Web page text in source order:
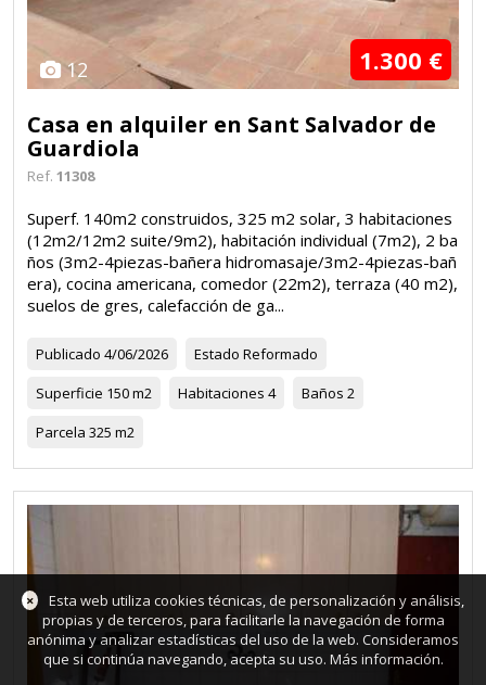
12 1.300 €
Casa en alquiler en Sant Salvador de
Guardiola
Ref. 11308
Superf. 140m2 construidos, 325 m2 solar, 3 habitaciones
(12m2/12m2 suite/9m2), habitación individual (7m2), 2 ba
ños (3m2-4piezas-bañera hidromasaje/3m2-4piezas-bañ
era), cocina americana, comedor (22m2), terraza (40 m2),
suelos de gres, calefacción de ga...
Publicado 4/06/2026 Estado Reformado
Superficie 150 m2 Habitaciones 4 Baños 2
Parcela 325 m2
×
Esta web utiliza cookies técnicas, de personalización y análisis,
propias y de terceros, para facilitarle la navegación de forma
anónima y analizar estadísticas del uso de la web. Consideramos
que si continúa navegando, acepta su uso. Más información.